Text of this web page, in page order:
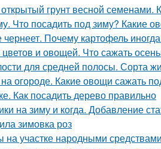
грунт весной семенами.
Что посадить под зиму? Какие
Почему картофель
и овощей. Что сажать
для средней полосы. Сорта
огороде. Какие овощи сажать
Как посадить дерево правильно
на зиму и когда. Добавление
зимовка роз
на участке народными